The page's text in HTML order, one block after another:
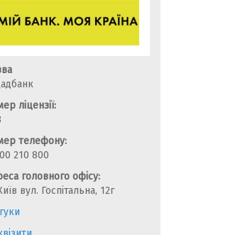
ліцензії:
телефону:
210 800
головного офісу:
вул. Госпітальна, 12г